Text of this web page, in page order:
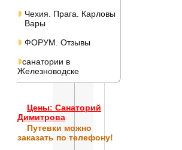
Чехия. Прага. Карловы
Вары
ФОРУМ. Отзывы
санатории в
Железноводске
Цены: Санаторий
Димитрова
Путевки можно
заказать по телефону!